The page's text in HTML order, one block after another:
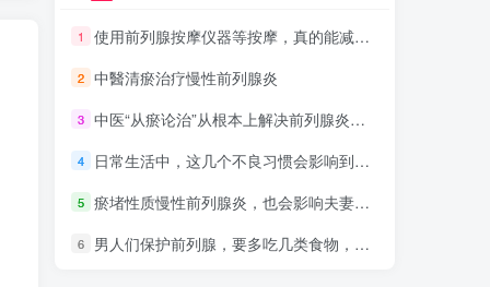
1 使用前列腺按摩仪器等按摩，真的能减轻炎症疼痛吗？
2 中醫清瘀治疗慢性前列腺炎
3 中医“从瘀论治”从根本上解决前列腺炎问题及注意事项
4 日常生活中，这几个不良习惯会影响到前列腺炎健康
5 瘀堵性质慢性前列腺炎，也会影响夫妻的“性福”生活
6 男人们保护前列腺，要多吃几类食物，有利于前列腺炎